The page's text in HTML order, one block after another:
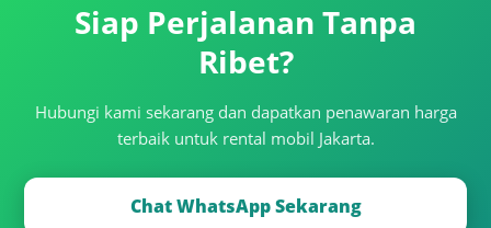
Siap Perjalanan Tanpa
Ribet?
Hubungi kami sekarang dan dapatkan penawaran harga
terbaik untuk rental mobil Jakarta.
Chat WhatsApp Sekarang